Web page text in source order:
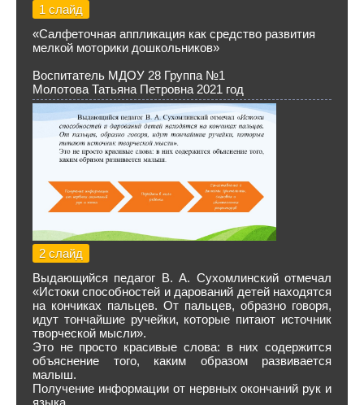
1 слайд
«Салфеточная аппликация как средство развития
мелкой моторики дошкольников»
Воспитатель МДОУ 28 Группа №1
Молотова Татьяна Петровна 2021 год
2 слайд
Выдающийся педагог В. А. Сухомлинский отмечал
«Истоки способностей и дарований детей находятся
на кончиках пальцев. От пальцев, образно говоря,
идут тончайшие ручейки, которые питают источник
творческой мысли».
Это не просто красивые слова: в них содержится
объяснение того, каким образом развивается
малыш.
Получение информации от нервных окончаний рук и
языка